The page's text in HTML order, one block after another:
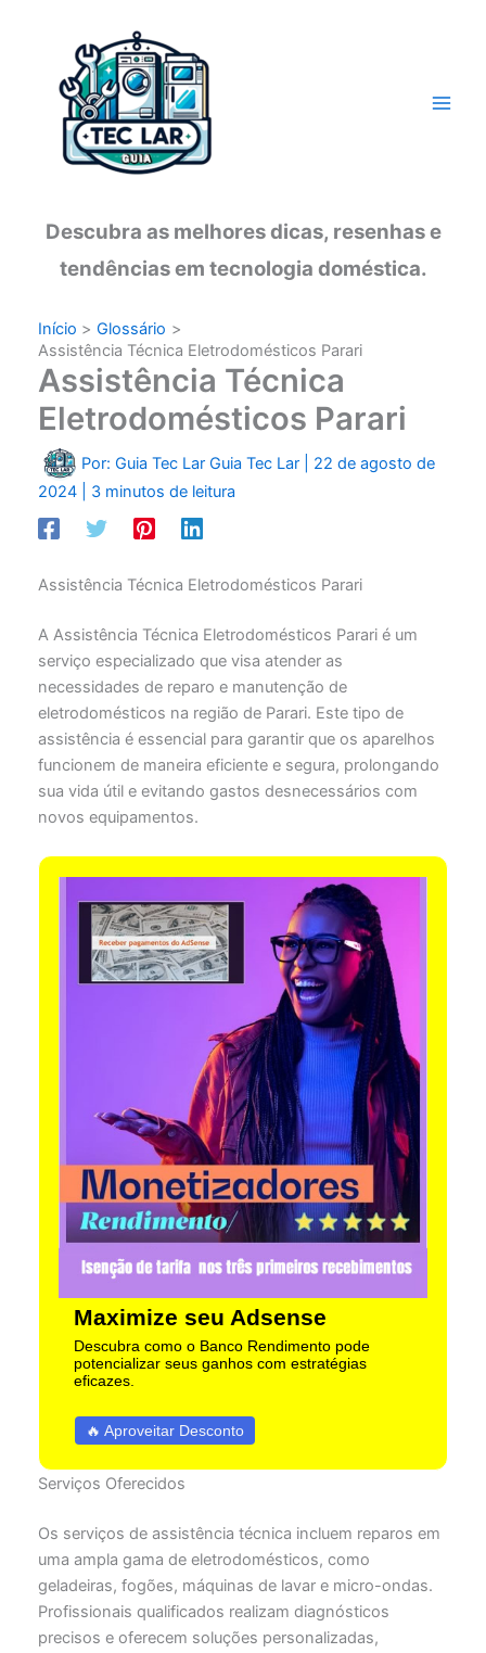
conteúdo
Descubra as melhores dicas, resenhas e
tendências em tecnologia doméstica.
Início
Glossário
Assistência Técnica Eletrodomésticos Parari
Assistência Técnica
Eletrodomésticos Parari
Por: Guia Tec Lar Guia Tec Lar
22 de agosto de
2024
3 minutos de leitura
Assistência Técnica Eletrodomésticos Parari
A Assistência Técnica Eletrodomésticos Parari é um
serviço especializado que visa atender as
necessidades de reparo e manutenção de
eletrodomésticos na região de Parari. Este tipo de
assistência é essencial para garantir que os aparelhos
funcionem de maneira eficiente e segura, prolongando
sua vida útil e evitando gastos desnecessários com
novos equipamentos.
Maximize seu Adsense
Descubra como o Banco Rendimento pode
potencializar seus ganhos com estratégias
eficazes.
🔥 Aproveitar Desconto
Serviços Oferecidos
Os serviços de assistência técnica incluem reparos em
uma ampla gama de eletrodomésticos, como
geladeiras, fogões, máquinas de lavar e micro-ondas.
Profissionais qualificados realizam diagnósticos
precisos e oferecem soluções personalizadas,